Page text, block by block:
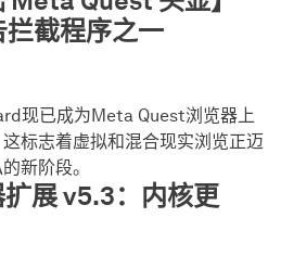
拦截程序之一
现已成为Meta Quest浏览器上
标志着虚拟和混合现实浏览正迈
新阶段。
展 v5.3：内核更